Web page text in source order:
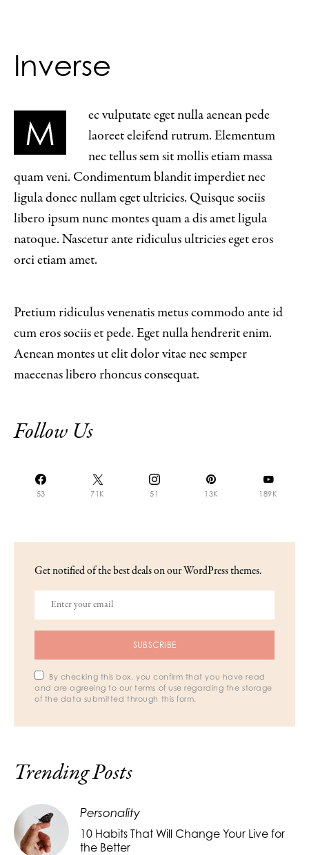
Inverse
M
ec vulputate eget nulla aenean pede
laoreet eleifend rutrum. Elementum
nec tellus sem sit mollis etiam massa
quam veni. Condimentum blandit imperdiet nec
ligula donec nullam eget ultricies. Quisque sociis
libero ipsum nunc montes quam a dis amet ligula
natoque. Nascetur ante ridiculus ultricies eget eros
orci etiam amet.
Pretium ridiculus venenatis metus commodo ante id
cum eros sociis et pede. Eget nulla hendrerit enim.
Aenean montes ut elit dolor vitae nec semper
maecenas libero rhoncus consequat.
Follow Us
53 71K 51 13K 189K
Get notified of the best deals on our WordPress themes.
SUBSCRIBE
By checking this box, you confirm that you have read
and are agreeing to our terms of use regarding the storage
of the data submitted through this form.
Trending Posts
Personality
10 Habits That Will Change Your Live for
the Better